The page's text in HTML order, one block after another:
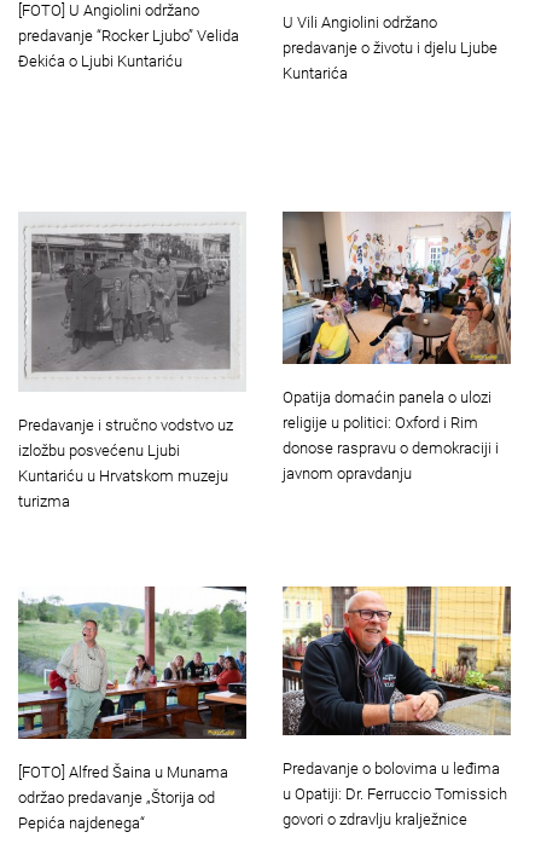
[FOTO] U Angiolini održano
predavanje “Rocker Ljubo” Velida
Đekića o Ljubi Kuntariću
U Vili Angiolini održano
predavanje o životu i djelu Ljube
Kuntarića
Predavanje i stručno vodstvo uz
izložbu posvećenu Ljubi
Kuntariću u Hrvatskom muzeju
turizma
Opatija domaćin panela o ulozi
religije u politici: Oxford i Rim
donose raspravu o demokraciji i
javnom opravdanju
[FOTO] Alfred Šaina u Munama
održao predavanje „Štorija od
Pepića najdenega“
Predavanje o bolovima u leđima
u Opatiji: Dr. Ferruccio Tomissich
govori o zdravlju kralježnice